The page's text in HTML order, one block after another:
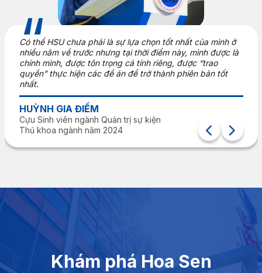
là
5 năm trước, mình chỉ là một sinh viên vô tư,
điểm trung bình 3.0 trong năm đầu tiên còn
được. Nhưng bây giờ, mình ở đây với một thông
Chúng ta thực sự có thể biến điều không thể
Hãy tự hào về hành trình của bạn và biết rằng
NGUYỄN THANH THUẬN
Cựu Sinh viên ngành Marketing
Thủ khoa Trường năm 2024
Khám phá Hoa Sen